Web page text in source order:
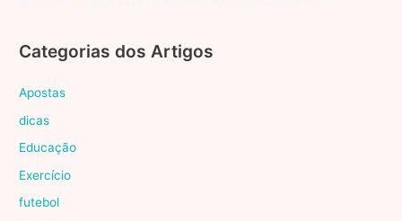
Categorias dos Artigos
Apostas
dicas
Educação
Exercício
futebol